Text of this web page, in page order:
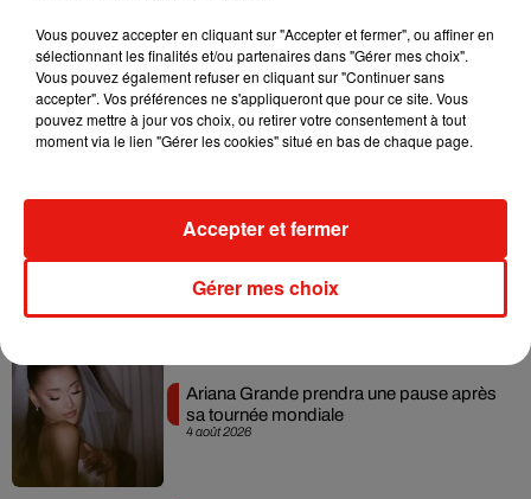
5 août 2026
Benny Blanco invite Selena Gomez et
Becky G sur son nouveau single
Tiny Desk invite Charlie Puth pour une
4 août 2026
Ariana Grande prendra une pause après
sa tournée mondiale
Vous pouvez accepter en cliquant sur "Accepter et fermer", ou affiner en
sélectionnant les finalités et/ou partenaires dans "Gérer mes choix".
Vous pouvez également refuser en cliquant sur "Continuer sans
accepter". Vos préférences ne s'appliqueront que pour ce site. Vous
pouvez mettre à jour vos choix, ou retirer votre consentement à tout
moment via le lien "Gérer les cookies" situé en bas de chaque page.
Gérer mes choix
Accepter et fermer